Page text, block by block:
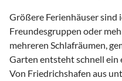
Größere Ferienhäuser sind
Freundesgruppen oder
mehreren Schlafräumen,
Garten entsteht schnell ein
Von Friedrichshafen aus